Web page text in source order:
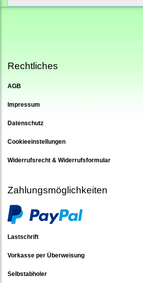
Rechtliches
AGB
Impressum
Datenschutz
Cookieeinstellungen
Widerrufsrecht & Widerrufsformular
Zahlungsmöglichkeiten
Lastschrift
Vorkasse per Überweisung
Selbstabholer